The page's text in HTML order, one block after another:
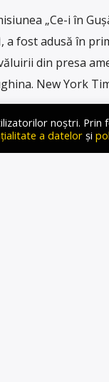
„Ce-i în
a fost adusă în
din presa
New York
noștri. Prin
a datelorși